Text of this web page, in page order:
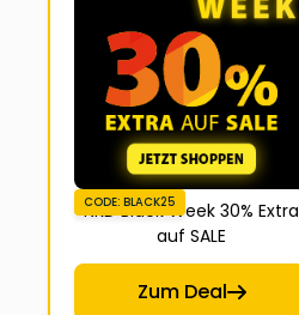
CODE: BLACK25
NKD Black Week 30% Extra
auf SALE
Zum Deal